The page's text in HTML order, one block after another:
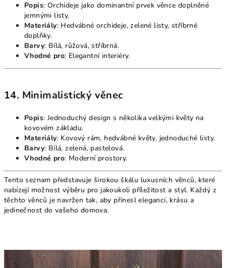
Popis: Orchideje jako dominantní prvek věnce doplněné
jemnými listy.
Materiály: Hedvábné orchideje, zelené listy, stříbrné
doplňky.
Barvy: Bílá, růžová, stříbrná.
Vhodné pro: Elegantní interiéry.
14. Minimalistický věnec
Popis: Jednoduchý design s několika velkými květy na
kovovém základu.
Materiály: Kovový rám, hedvábné květy, jednoduché listy.
Barvy: Bílá, zelená, pastelová.
Vhodné pro: Moderní prostory.
Tento seznam představuje širokou škálu luxusních věnců, které
nabízejí možnost výběru pro jakoukoli příležitost a styl. Každý z
těchto věnců je navržen tak, aby přinesl eleganci, krásu a
jedinečnost do vašeho domova.